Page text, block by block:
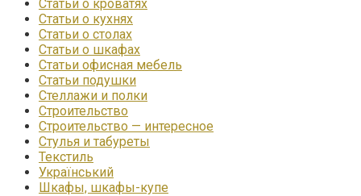
Статьи о кроватях
Статьи о кухнях
Статьи о столах
Статьи о шкафах
Статьи офисная мебель
Статьи подушки
Стеллажи и полки
Строительство
Строительство — интересное
Стулья и табуреты
Текстиль
Український
Шкафы, шкафы-купе